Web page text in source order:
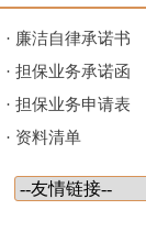
· 廉洁自律承诺书
· 担保业务承诺函
· 担保业务申请表
· 资料清单